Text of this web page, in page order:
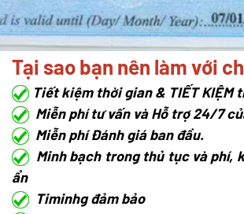
Tại sao bạn nên làm với
Tiết kiệm thời gian & TIẾT KIỆM
Miễn phí tư vấn và Hỗ trợ 24/7
Miễn phí Đánh giá ban đầu.
Minh bạch trong thủ tục và phí,
ẩn
Timinhg đảm bảo